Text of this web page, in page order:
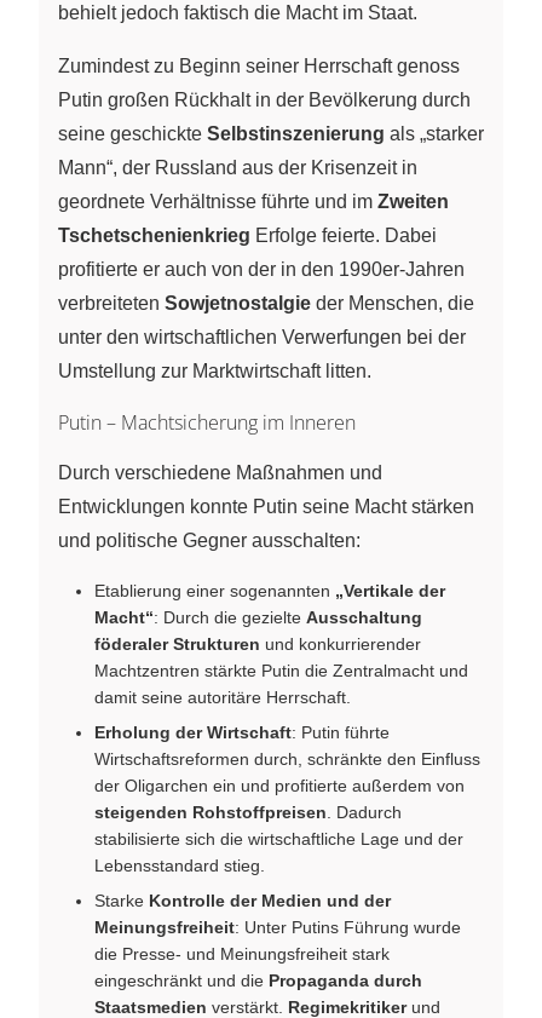
behielt jedoch faktisch die Macht im Staat.
Zumindest zu Beginn seiner Herrschaft genoss
Putin großen Rückhalt in der Bevölkerung durch
seine geschickte Selbstinszenierung als „starker
Mann“, der Russland aus der Krisenzeit in
geordnete Verhältnisse führte und im Zweiten
Tschetschenienkrieg Erfolge feierte. Dabei
profitierte er auch von der in den 1990er-Jahren
verbreiteten Sowjetnostalgie der Menschen, die
unter den wirtschaftlichen Verwerfungen bei der
Umstellung zur Marktwirtschaft litten.
Putin – Machtsicherung im Inneren
Durch verschiedene Maßnahmen und
Entwicklungen konnte Putin seine Macht stärken
und politische Gegner ausschalten:
Etablierung einer sogenannten „Vertikale der
Macht“: Durch die gezielte Ausschaltung
föderaler Strukturen und konkurrierender
Machtzentren stärkte Putin die Zentralmacht und
damit seine autoritäre Herrschaft.
Erholung der Wirtschaft: Putin führte
Wirtschaftsreformen durch, schränkte den Einfluss
der Oligarchen ein und profitierte außerdem von
steigenden Rohstoffpreisen . Dadurch
stabilisierte sich die wirtschaftliche Lage und der
Lebensstandard stieg.
Starke Kontrolle der Medien und der
Meinungsfreiheit: Unter Putins Führung wurde
die Presse- und Meinungsfreiheit stark
eingeschränkt und die Propaganda durch
Staatsmedien verstärkt. Regimekritikerund